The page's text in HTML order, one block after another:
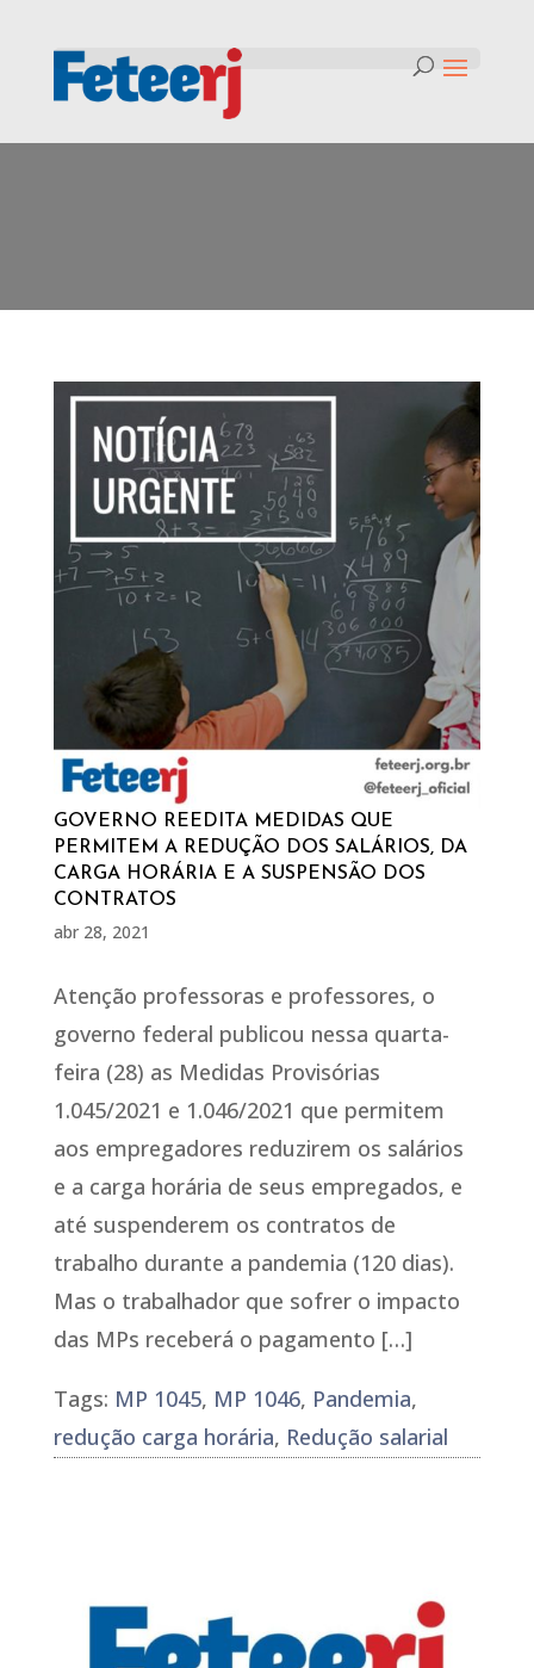
GOVERNO REEDITA MEDIDAS QUE
PERMITEM A REDUÇÃO DOS SALÁRIOS, DA
CARGA HORÁRIA E A SUSPENSÃO DOS
CONTRATOS
abr 28, 2021
Atenção professoras e professores, o
governo federal publicou nessa quarta-
feira (28) as Medidas Provisórias
1.045/2021 e 1.046/2021 que permitem
aos empregadores reduzirem os salários
e a carga horária de seus empregados, e
até suspenderem os contratos de
trabalho durante a pandemia (120 dias).
Mas o trabalhador que sofrer o impacto
das MPs receberá o pagamento […]
Tags: MP 1045, MP 1046, Pandemia,
redução carga horária, Redução salarial